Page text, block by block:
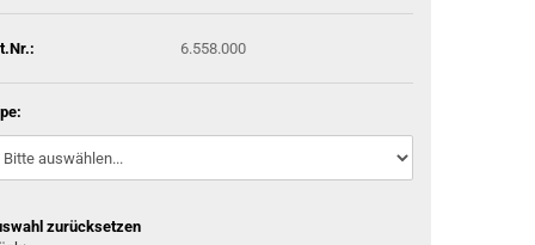
6.558.000
zurücksetzen